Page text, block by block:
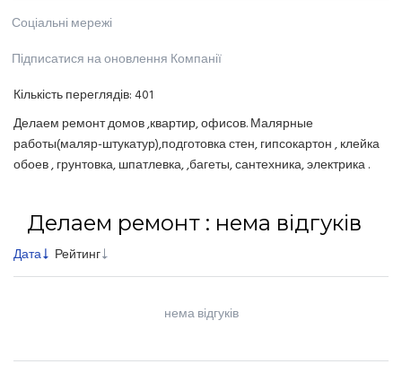
Соціальні мережі
Підписатися на оновлення Компанії
Кількість переглядів:401
Делаем ремонт домов ,квартир, офисов. Малярные
работы(маляр-штукатур),подготовка стен, гипсокартон , клейка
обоев , грунтовка, шпатлевка, ,багеты, сантехника, электрика .
Делаем ремонт : нема відгуків
Дата Рейтинг
нема відгуків